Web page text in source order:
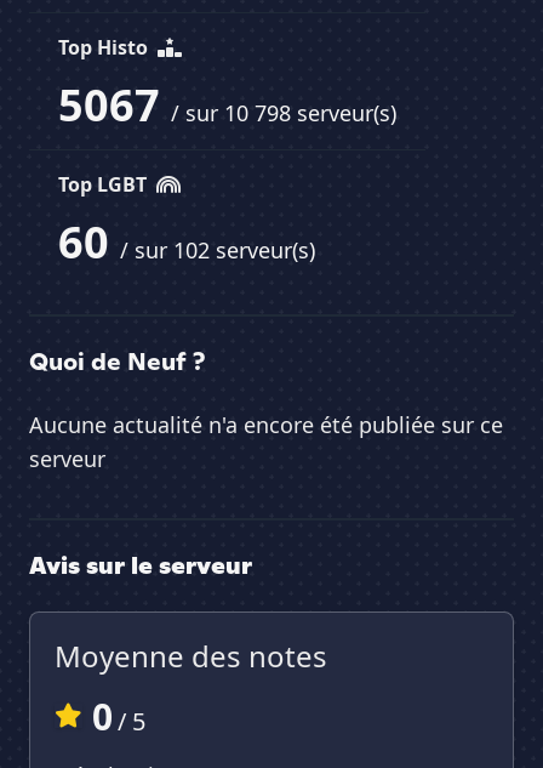
Top Histo
5067 / sur 10 798 serveur(s)
Top LGBT
60 / sur 102 serveur(s)
Quoi de Neuf ?
Aucune actualité n'a encore été publiée sur ce
serveur
Avis sur le serveur
Moyenne des notes
0/ 5